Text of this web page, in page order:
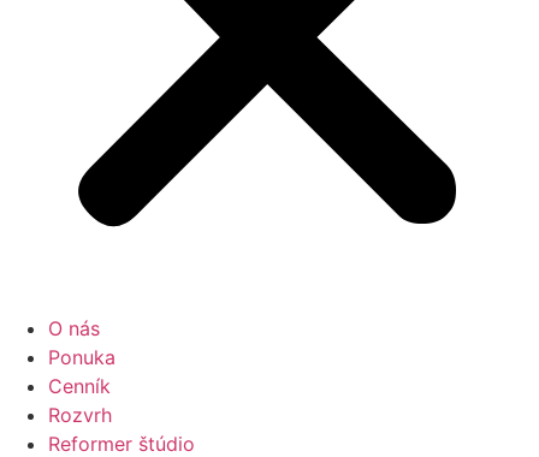
O nás
Ponuka
Cenník
Rozvrh
Reformer štúdio